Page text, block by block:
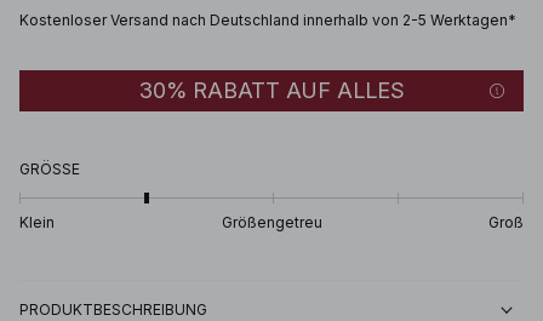
Kostenloser Versand nach Deutschland innerhalb von 2-5 Werktagen*
30% RABATT AUF ALLES
GRÖSSE
Klein Größengetreu Groß
PRODUKTBESCHREIBUNG